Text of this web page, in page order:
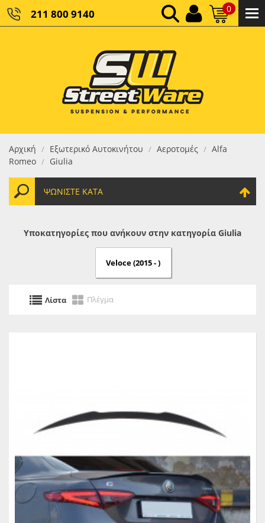
211 800 9140 0
ΚΑΘΑΡΌ ΣΎΝΟΛΟ:
ΤΕΛΙΚΌ ΣΎΝΟΛΟ:0,00 €
Αρχική / Εξωτερικό Αυτοκινήτου / Αεροτομές / Alfa
Romeo / Giulia
ΨΩΝΊΣΤΕ ΚΑΤΆ
Υποκατηγορίες που ανήκουν στην κατηγορία Giulia
Veloce (2015 - )
Λίστα Πλέγμα